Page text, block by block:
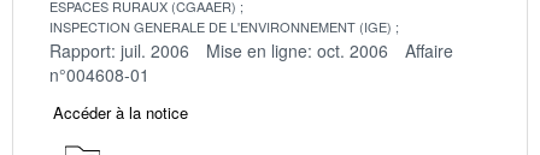
ESPACES RURAUX (CGAAER)
INSPECTION GENERALE DE L'ENVIRONNEMENT (IGE)
Rapport: juil. 2006 Mise en ligne: oct. 2006
Affaire
n°004608-01
Accéder à la notice